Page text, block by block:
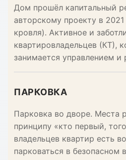
Дом прошёл капитальный
авторскому проекту в
кровля). Активное и
квартировладельцев (КТ),
занимается управлением и
ПАРКОВКА
Парковка во дворе. Места
принципу «кто первый,
владельцев квартир есть
парковаться в безопасном